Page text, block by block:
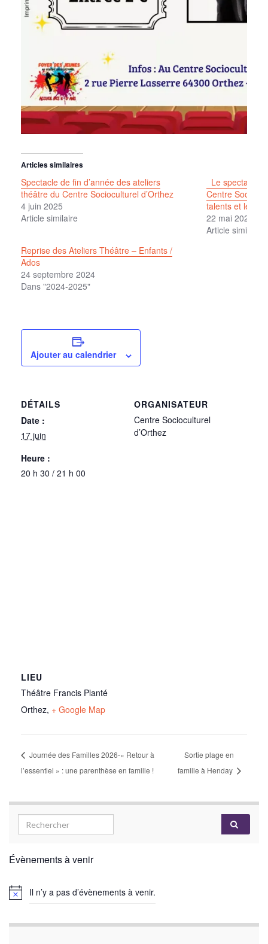
Articles similaires
Spectacle de fin d’année des ateliers
théâtre du Centre Socioculturel d’Orthez
4 juin 2025
Article similaire
Le spectacle
Centre
talents et les
22 mai 2026
Article similaire
Reprise des Ateliers Théâtre – Enfants /
Ados
24 septembre 2024
Dans "2024-2025"
Ajouter au calendrier
DÉTAILS
Date :
17 juin
Heure :
20 h 30 / 21 h 00
ORGANISATEUR
Centre Socioculturel
d’Orthez
LIEU
Théâtre Francis Planté
Orthez, + Google Map
Journée des Familles 2026-« Retour à
l’essentiel » : une parenthèse en famille !
Sortie plage en
famille à Henday
Évènements à venir
Il n’y a pas d’évènements à venir.